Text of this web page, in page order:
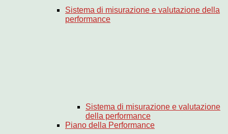
Sistema di misurazione e valutazione della
performance
Sistema di misurazione e valutazione
della performance
Piano della Performance